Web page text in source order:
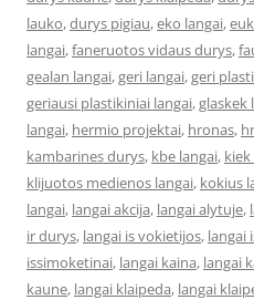
lauko,durys pigiau,eko langai,
langai,faneruotos vidaus durys,
gealan langai,geri langai,geri
geriausi plastikiniai langai,glaskek
langai, hermio projektai, hronas,
kambarines durys, kbe langai,
klijuotos medienos langai, kokius
langai, langai akcija, langai alytuje,
ir durys, langai is vokietijos, langai
issimoketinai, langai kaina, langai
kaune, langai klaipeda, langai